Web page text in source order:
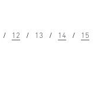
12 13 14 15